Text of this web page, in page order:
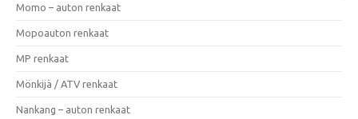
Momo – auton renkaat
Mopoauton renkaat
MP renkaat
Mönkijä / ATV renkaat
Nankang – auton renkaat